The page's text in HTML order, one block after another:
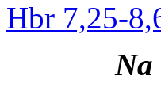
Hbr 7,25-
Na